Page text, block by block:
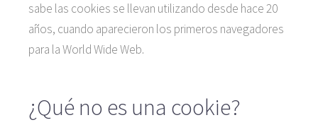
sabe las cookies se llevan utilizando desde hace 20
años, cuando aparecieron los primeros navegadores
para la World Wide Web.
¿Qué no es una cookie?